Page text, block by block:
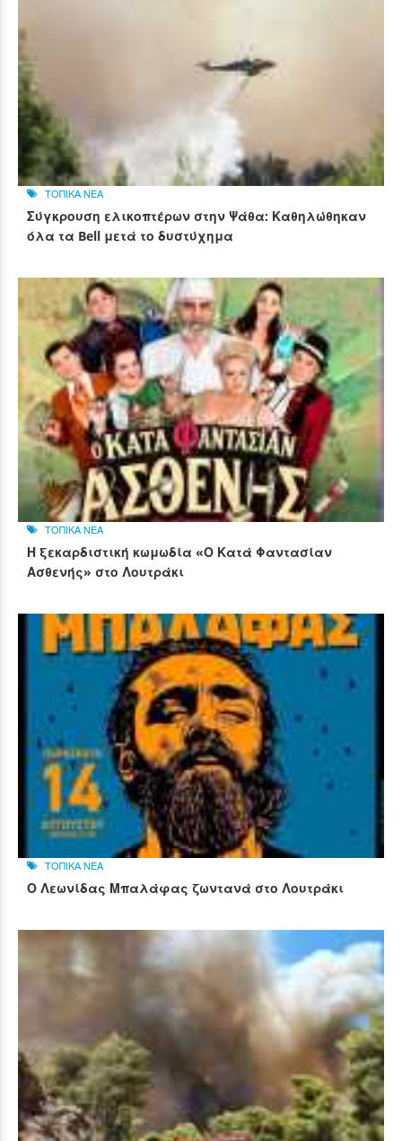
ΤΟΠΙΚΑ ΝΕΑ
Σύγκρουση ελικοπτέρων στην Ψάθα: Καθηλώθηκαν
όλα τα Bell μετά το δυστύχημα
ΤΟΠΙΚΑ ΝΕΑ
Η ξεκαρδιστική κωμωδία «Ο Κατά Φαντασίαν
Ασθενής» στο Λουτράκι
ΤΟΠΙΚΑ ΝΕΑ
Ο Λεωνίδας Μπαλάφας ζωντανά στο Λουτράκι